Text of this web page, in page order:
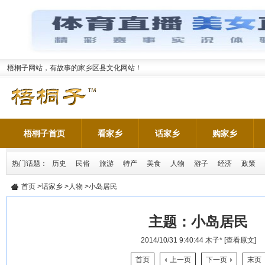
梧桐子网站，有故事的家乡区县文化网站！
梧桐子首页 看家乡 话家乡 购家乡
热门话题： 历史 民俗 旅游 特产 美食 人物 游子 经济 政策
首页 >话家乡 >人物 >小岛居民
主题： 小岛居民
2014/10/31 9:40:44 木子* [查看原文]
首页 上一页 下一页 末页